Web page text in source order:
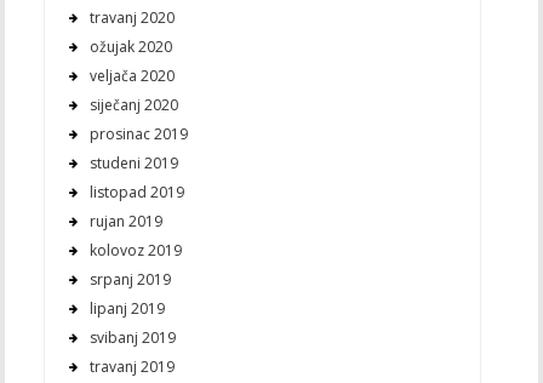
travanj 2020
ožujak 2020
veljača 2020
siječanj 2020
prosinac 2019
studeni 2019
listopad 2019
rujan 2019
kolovoz 2019
srpanj 2019
lipanj 2019
svibanj 2019
travanj 2019